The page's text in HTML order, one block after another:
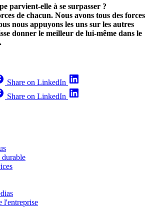
parvient-elle à se surpasser ?
de chacun. Nous avons tous des forces
nous appuyons les uns sur les autres
donner le meilleur de lui-même dans le
Share on LinkedIn
Share on LinkedIn
l'entreprise